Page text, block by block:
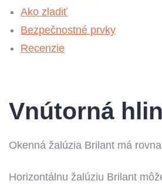
Ako zladiť
Bezpečnostné prvky
Recenzie
Vnútorná
Okenná žalúzia Brilant má
Horizontálnu žalúziu Brilant